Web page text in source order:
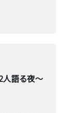
語る夜〜